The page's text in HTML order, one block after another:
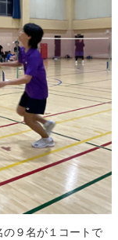
の９名が１コートで